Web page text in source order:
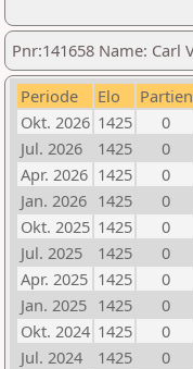
Pnr:141658 Name: Carl
Periode Elo Partien
Okt. 2026 1425 0
Jul. 2026
1425 0
Apr. 2026 1425 0
Jan. 2026 1425 0
Okt. 2025 1425 0
Jul. 2025
1425 0
Apr. 2025 1425 0
Jan. 2025 1425 0
Okt. 2024 1425 0
Jul. 2024
1425 0